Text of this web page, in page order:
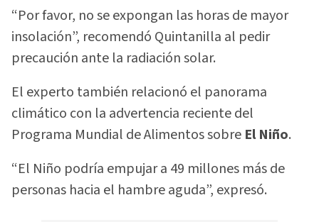
“Por favor, no se expongan las horas de mayor
insolación”, recomendó Quintanilla al pedir
precaución ante la radiación solar.
El experto también relacionó el panorama
climático con la advertencia reciente del
Programa Mundial de Alimentos sobre El Niño.
“El Niño podría empujar a 49 millones más de
personas hacia el hambre aguda”, expresó.